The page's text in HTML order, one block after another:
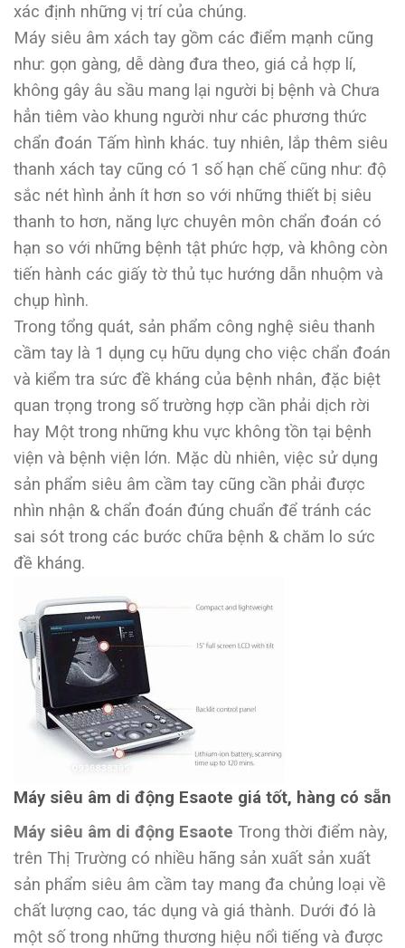
xác định những vị trí của chúng.
Máy siêu âm xách tay gồm các điểm mạnh cũng
như: gọn gàng, dễ dàng đưa theo, giá cả hợp lí,
không gây âu sầu mang lại người bị bệnh và Chưa
hẳn tiêm vào khung người như các phương thức
chẩn đoán Tấm hình khác. tuy nhiên, lắp thêm siêu
thanh xách tay cũng có 1 số hạn chế cũng như: độ
sắc nét hình ảnh ít hơn so với những thiết bị siêu
thanh to hơn, năng lực chuyên môn chẩn đoán có
hạn so với những bệnh tật phức hợp, và không còn
tiến hành các giấy tờ thủ tục hướng dẫn nhuộm và
chụp hình.
Trong tổng quát, sản phẩm công nghệ siêu thanh
cầm tay là 1 dụng cụ hữu dụng cho việc chẩn đoán
và kiểm tra sức đề kháng của bệnh nhân, đặc biệt
quan trọng trong số trường hợp cần phải dịch rời
hay Một trong những khu vực không tồn tại bệnh
viện và bệnh viện lớn. Mặc dù nhiên, việc sử dụng
sản phẩm siêu âm cầm tay cũng cần phải được
nhìn nhận & chẩn đoán đúng chuẩn để tránh các
sai sót trong các bước chữa bệnh & chăm lo sức
đề kháng.
Máy siêu âm di động Esaote giá tốt, hàng có sẵn
Máy siêu âm di động Esaote Trong thời điểm này,
trên Thị Trường có nhiều hãng sản xuất sản xuất
sản phẩm siêu âm cầm tay mang đa chủng loại về
chất lượng cao, tác dụng và giá thành. Dưới đó là
một số trong những thương hiệu nổi tiếng và được